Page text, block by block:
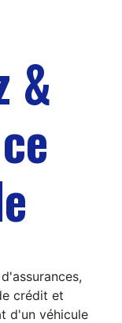
&
crédit et
d'un véhicule